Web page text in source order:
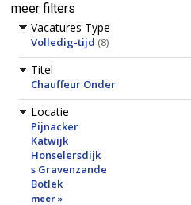
meer filters
Vacatures Type
Volledig-tijd (8)
Titel
Chauffeur Onder
Locatie
Pijnacker
Katwijk
Honselersdijk
s Gravenzande
Botlek
meer »